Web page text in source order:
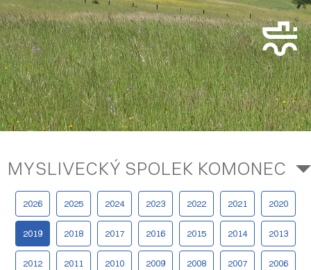
MYSLIVECKÝ SPOLEK KOMONEC
2026 2025 2024 2023 2022 2021 2020
2019 2018 2017 2016 2015 2014 2013
2012 2011 2010 2009 2008 2007 2006